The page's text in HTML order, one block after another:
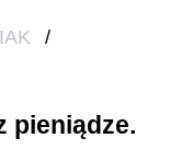
/
pieniądze.